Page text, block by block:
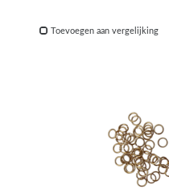
Toevoegen aan vergelijking